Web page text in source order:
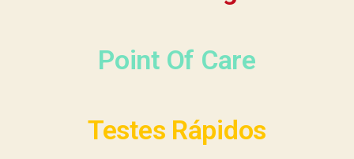
Point Of Care
Testes Rápidos